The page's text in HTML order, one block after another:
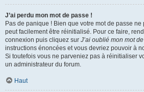
J’ai perdu mon mot de passe !
Pas de panique ! Bien que votre mot de passe ne
peut facilement être réinitialisé. Pour ce faire,
connexion puis cliquez sur J’ai oublié mon mot
instructions énoncées et vous devriez pouvoir à
Si toutefois vous ne parveniez pas à réinitialiser
un administrateur du forum.
Haut